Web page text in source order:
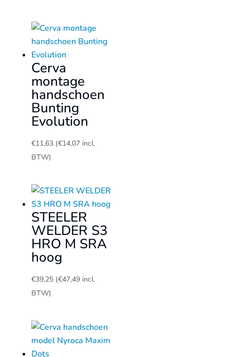
Cerva
montage
handschoen
Bunting
Evolution
€11,63 (€14,07incl.
BTW)
STEELER
WELDER S3
HRO M SRA
hoog
€39,25 (€47,49incl.
BTW)